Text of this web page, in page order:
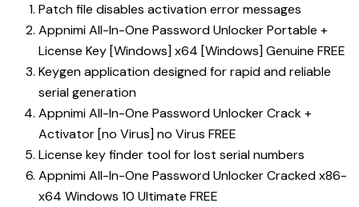
Patch file disables activation error messages
Appnimi All-In-One Password Unlocker Portable +
License Key [Windows] x64 [Windows] Genuine FREE
Keygen application designed for rapid and reliable
serial generation
Appnimi All-In-One Password Unlocker Crack +
Activator [no Virus] no Virus FREE
License key finder tool for lost serial numbers
Appnimi All-In-One Password Unlocker Cracked x86-
x64 Windows 10 Ultimate FREE